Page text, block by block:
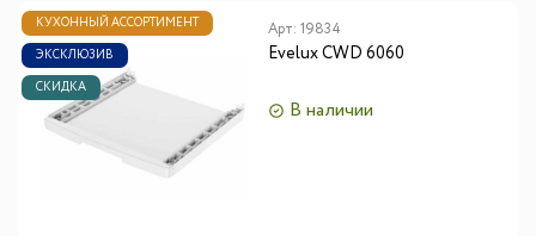
КУХОННЫЙ АССОРТИМЕНТ
ЭКСКЛЮЗИВ
СКИДКА
Арт: 19834
Evelux CWD 6060
В наличии